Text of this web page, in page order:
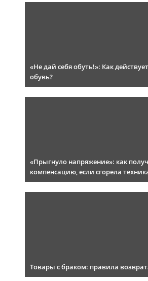
«Не дай себя обуть!»: Как
обувь?
«Прыгнуло напряжение»: как
компенсацию, если сгорела
Товары с браком: правила